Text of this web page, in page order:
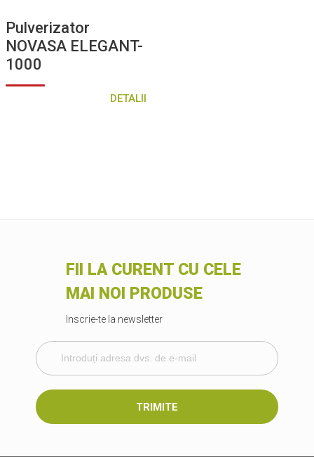
Pulverizator
NOVASA ELEGANT-
1000
DETALII
FII LA CURENT CU CELE
MAI NOI PRODUSE
Inscrie-te la newsletter
TRIMITE